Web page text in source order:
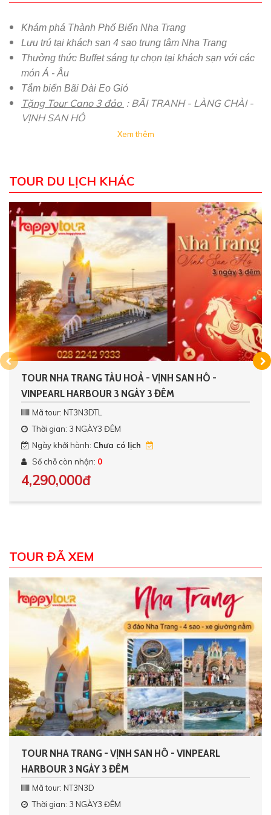
Khám phá Thành Phố Biển Nha Trang
Lưu trú tại khách sạn 4 sao trung tâm Nha Trang
Thưởng thức Buffet sáng tự chọn tại khách sạn với các
món Á - Âu
Tắm biển Bãi Dài Eo Gió
Tặng Tour Cano 3 đảo : BÃI TRANH - LÀNG CHÀI -
VỊNH SAN HÔ
Tham quan Làng Yến Mai Sinh
Khám phá Vinpearl Harbour
Xem thêm
TOUR DU LỊCH KHÁC
TOUR NHA TRANG TÀU HOẢ - VỊNH SAN HÔ -
VINPEARL HARBOUR 3 NGÀY 3 ĐÊM
Mã tour: NT3N3DTL
Thời gian: 3 NGÀY3 ĐÊM
Ngày khởi hành: Chưa có lịch
Số chỗ còn nhận: 0
4,290,000đ
TOUR ĐÃ XEM
TOUR NHA TRANG - VỊNH SAN HÔ - VINPEARL
HARBOUR 3 NGÀY 3 ĐÊM
Mã tour: NT3N3D
Thời gian: 3 NGÀY3 ĐÊM